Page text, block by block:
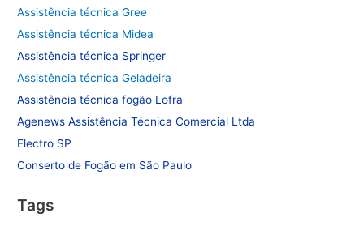
Assistência técnica Gree
Assistência técnica Midea
Assistência técnica Springer
Assistência técnica Geladeira
Assistência técnica fogão Lofra
Agenews Assistência Técnica Comercial Ltda
Electro SP
Conserto de Fogão em São Paulo
Tags